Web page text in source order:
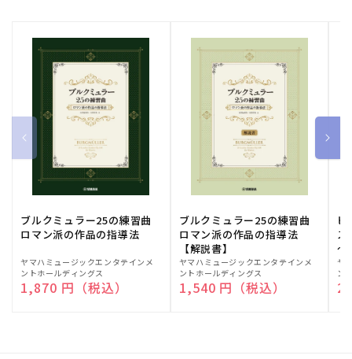
ブルクミュラー25の練習曲
ロマン派の作品の指導法
販
売
元:
ヤマハミュージックエンタテインメ
ントホールディングス
通常価格
1,870 円（税込）
ブルクミュラー25の練習曲
ロマン派の作品の指導法
【解説書】
販
売
元:
ヤマハミュージックエンタテインメ
ントホールディングス
通常価格
1,540 円（税込）
ピ
ス
～
販
売
元:
ヤ
ン